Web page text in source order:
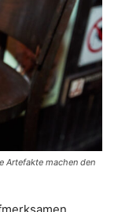
Artefakte machen den